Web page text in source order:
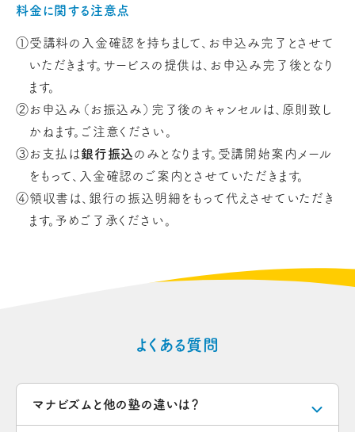
料金に関する注意点
①受講料の入金確認を持ちまして、お申込み完了とさせて
いただきます。サービスの提供は、お申込み完了後となり
ます。
②お申込み（お振込み）完了後のキャンセルは、原則致し
かねます。ご注意ください。
③お支払は銀行振込のみとなります。受講開始案内メール
をもって、入金確認のご案内とさせていただきます。
④領収書は、銀行の振込明細をもって代えさせていただき
ます。予めご了承ください。
よくある質問
マナビズムと他の塾の違いは？